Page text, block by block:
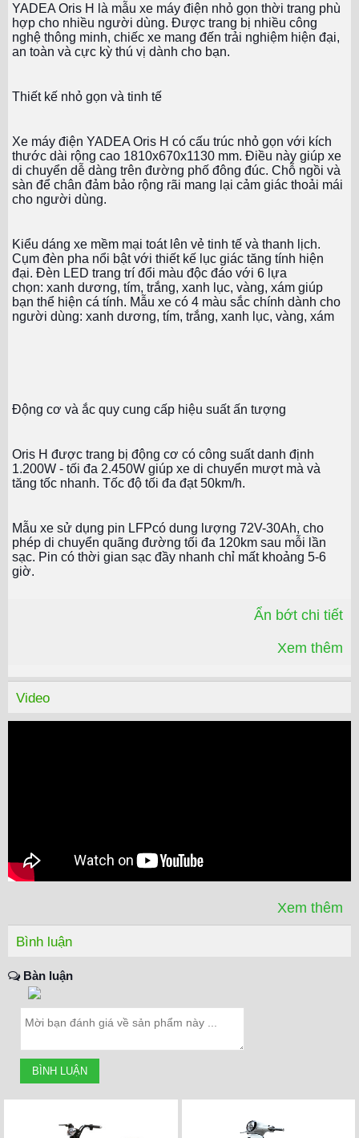
YADEA Oris H là mẫu xe máy điện nhỏ gọn thời trang phù
hợp cho nhiều người dùng. Được trang bị nhiều công
nghệ thông minh, chiếc xe mang đến trải nghiệm hiện đại,
an toàn và cực kỳ thú vị dành cho bạn.
Thiết kế nhỏ gọn và tinh tế
Xe máy điện YADEA Oris H có cấu trúc nhỏ gọn với kích
thước dài rộng cao 1810x670x1130 mm. Điều này giúp xe
di chuyển dễ dàng trên đường phố đông đúc. Chỗ ngồi và
sàn để chân đảm bảo rộng rãi mang lại cảm giác thoải mái
cho người dùng.
Kiểu dáng xe mềm mại toát lên vẻ tinh tế và thanh lịch.
Cụm đèn pha nổi bật với thiết kế lục giác tăng tính hiện
đại. Đèn LED trang trí đổi màu độc đáo với 6 lựa
chọn: xanh dương, tím, trắng, xanh lục, vàng, xám giúp
bạn thể hiện cá tính. Mẫu xe có 4 màu sắc chính dành cho
người dùng: xanh dương, tím, trắng, xanh lục, vàng, xám
Động cơ và ắc quy cung cấp hiệu suất ấn tượng
Oris H được trang bị động cơ có công suất danh định
1.200W - tối đa 2.450W giúp xe di chuyển mượt mà và
tăng tốc nhanh. Tốc độ tối đa đạt 50km/h.
Mẫu xe sử dụng pin LFPcó dung lượng 72V-30Ah, cho
phép di chuyển quãng đường tối đa 120km sau mỗi lần
sạc. Pin có thời gian sạc đầy nhanh chỉ mất khoảng 5-6
giờ.
Kết nối với YADEA App: Mở khóa xe từ xa qua điện thoại,
Chia sẻ tài khoản: Cho phép nhiều người trong gia đình
cùng quản lý và sử dụng xe
Định vị GPS: Cung cấp dữ liệu vị trí xe chính xác
Ẩn bớt chi tiết
Xem thêm
Video
Xem thêm
Bình luận
Bàn luận